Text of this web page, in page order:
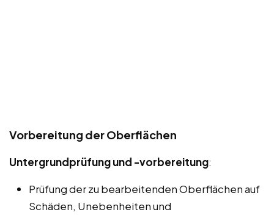
Vorbereitung der Oberflächen
Untergrundprüfung und -vorbereitung:
Prüfung der zu bearbeitenden Oberflächen auf
Schäden, Unebenheiten und